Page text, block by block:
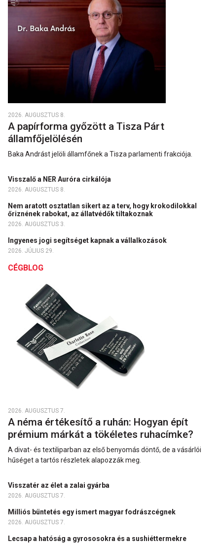
2026. AUGUSZTUS 8.
A papírforma győzött a Tisza Párt
államfőjelölésén
Baka Andrást jelöli államfőnek a Tisza parlamenti frakciója.
Visszalő a NER Auróra cirkálója
2026. AUGUSZTUS 8.
Nem aratott osztatlan sikert az a terv, hogy krokodilokkal
őriznének rabokat, az állatvédők tiltakoznak
2026. AUGUSZTUS 3.
Ingyenes jogi segítséget kapnak a vállalkozások
2026. JÚLIUS 29.
CÉGBLOG
2026. AUGUSZTUS 7.
A néma értékesítő a ruhán: Hogyan épít
prémium márkát a tökéletes ruhacímke?
A divat- és textiliparban az első benyomás döntő, de a vásárlói
hűséget a tartós részletek alapozzák meg.
Visszatér az élet a zalai gyárba
2026. AUGUSZTUS 7.
Milliós büntetés egy ismert magyar fodrászcégnek
2026. AUGUSZTUS 7.
Lecsap a hatóság a gyrososokra és a sushiéttermekre